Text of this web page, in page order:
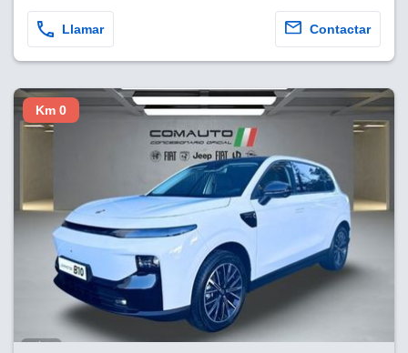
Llamar Contactar
Km 0